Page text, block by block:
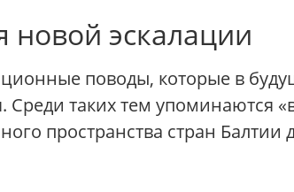
новой эскалации
поводы, которые в
Среди таких тем упоминаются
пространства стран Балтии